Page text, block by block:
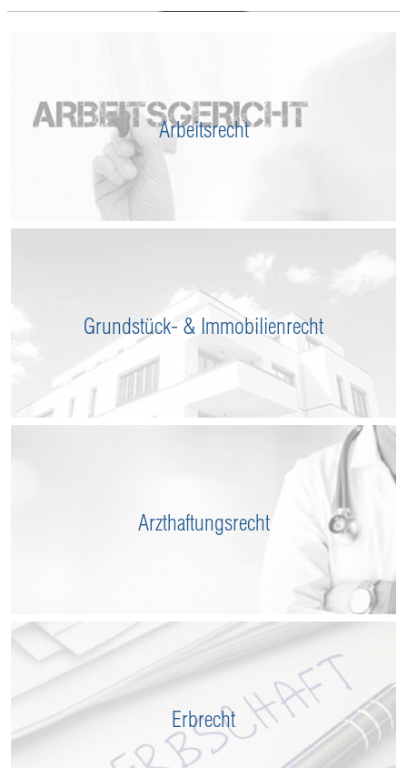
Arbeitsrecht
Grundstück- & Immobilienrecht
Arzthaftungsrecht
Erbrecht